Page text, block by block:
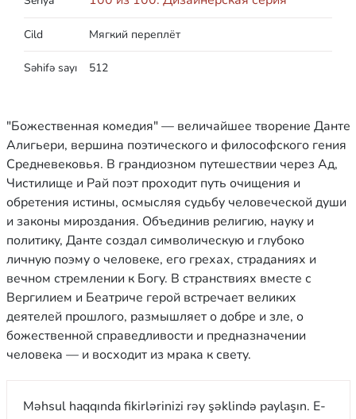
Cild Мягкий переплёт
Səhifə sayı 512
"Божественная комедия" — величайшее творение Данте
Алигьери, вершина поэтического и философского гения
Средневековья. В грандиозном путешествии через Ад,
Чистилище и Рай поэт проходит путь очищения и
обретения истины, осмысляя судьбу человеческой души
и законы мироздания. Объединив религию, науку и
политику, Данте создал символическую и глубоко
личную поэму о человеке, его грехах, страданиях и
вечном стремлении к Богу. В странствиях вместе с
Вергилием и Беатриче герой встречает великих
деятелей прошлого, размышляет о добре и зле, о
божественной справедливости и предназначении
человека — и восходит из мрака к свету.
Məhsul haqqında fikirlərinizi rəy şəklində paylaşın. E-